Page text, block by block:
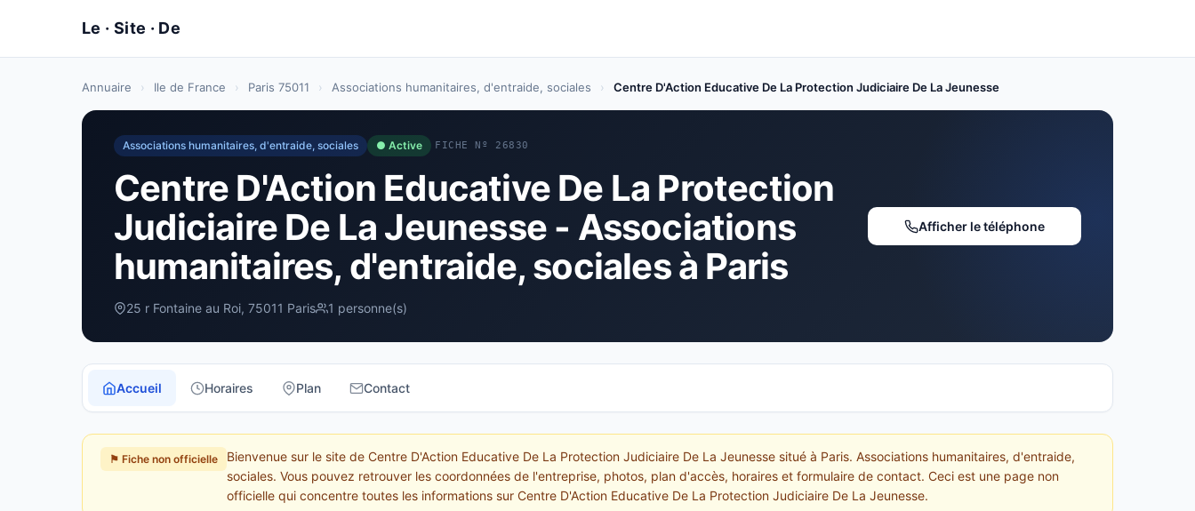
Annuaire › Ile de France › Paris 75011 › Associations humanitaires, d'entraide, sociales › Centre D'Action Educative De La Protection Judiciaire De La Jeunesse
Associations humanitaires, d'entraide, sociales ● Active FICHE Nº 26830
Centre D'Action Educative De La Protection
Judiciaire De La Jeunesse - Associations
humanitaires, d'entraide, sociales à Paris
25 r Fontaine au Roi, 75011 Paris 1 personne(s)
Afficher le téléphone
Accueil Horaires Plan Contact
⚑ Fiche non officielle
Bienvenue sur le site de Centre D'Action Educative De La Protection Judiciaire De La Jeunesse situé à Paris. Associations humanitaires, d'entraide,
sociales. Vous pouvez retrouver les coordonnées de l'entreprise, photos, plan d'accès, horaires et formulaire de contact. Ceci est une page non
officielle qui concentre toutes les informations sur Centre D'Action Educative De La Protection Judiciaire De La Jeunesse.